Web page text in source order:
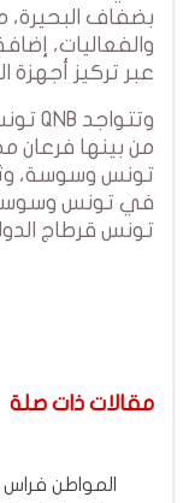
بضفاف البحيرة،
والفعاليات،
عبر تركيز أجهزة
تونس وسوسة،
في تونس
تونس قرطاج
مقالات ذات صلة